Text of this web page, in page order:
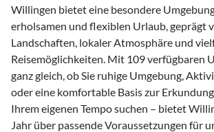
Willingen bietet eine besondere
erholsamen und flexiblen Urlaub, geprägt
Landschaften, lokaler Atmosphäre und
Reisemöglichkeiten. Mit 109 verfügbaren
ganz gleich, ob Sie ruhige Umgebung,
oder eine komfortable Basis zur
Ihrem eigenen Tempo suchen – bietet
Jahr über passende Voraussetzungen für